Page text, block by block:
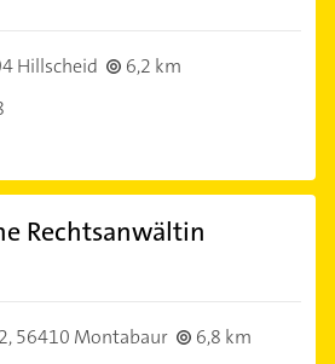
Hillscheid
6,2 km
Rechtsanwältin
56410 Montabaur
6,8 km